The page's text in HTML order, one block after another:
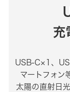
充
USB-C×1、
マートフォン
太陽の直射日